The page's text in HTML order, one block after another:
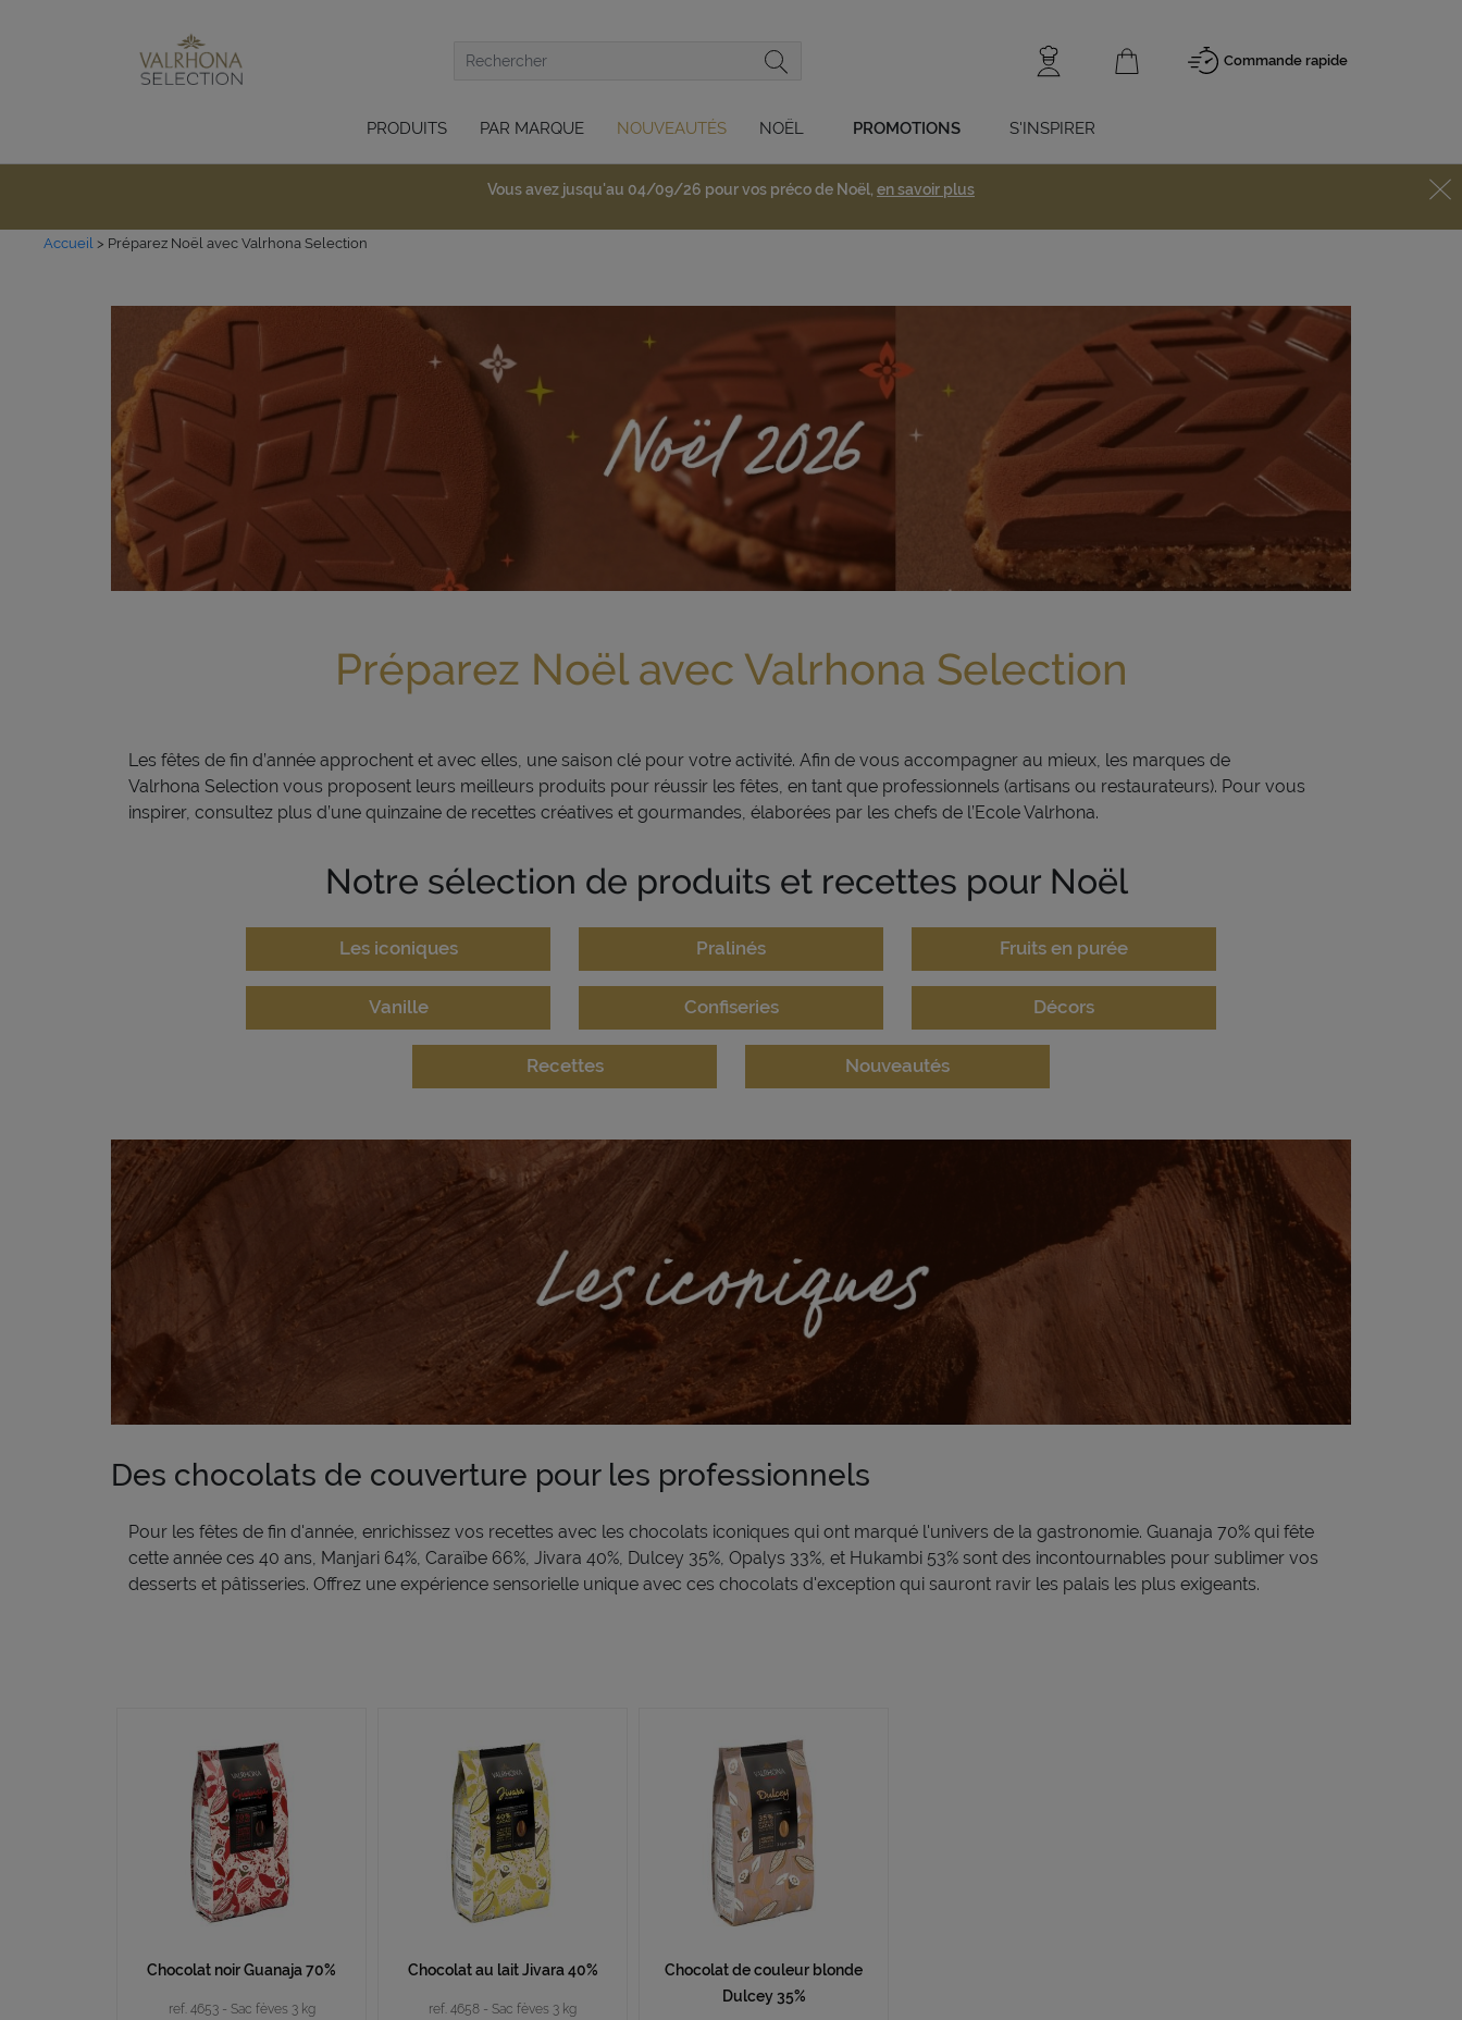
Commande rapide
PRODUITS PAR MARQUE NOUVEAUTÉS NOËL PROMOTIONS S'INSPIRER
Vous avez jusqu'au 04/09/26 pour vos préco de Noël, en savoir plus
Accueil > Préparez Noël avec Valrhona Selection
Préparez Noël avec Valrhona Selection
Les fêtes de fin d’année approchent et avec elles, une saison clé pour votre activité. Afin de vous accompagner au mieux, les marques de
Valrhona Selection vous proposent leurs meilleurs produits pour réussir les fêtes, en tant que professionnels (artisans ou restaurateurs). Pour vous
inspirer, consultez plus d’une quinzaine de recettes créatives et gourmandes, élaborées par les chefs de l’Ecole Valrhona.
Notre sélection de produits et recettes pour Noël
Les iconiques Pralinés Fruits en purée
Vanille Confiseries Décors
Recettes Nouveautés
Des chocolats de couverture pour les professionnels
Pour les fêtes de fin d'année, enrichissez vos recettes avec les chocolats iconiques qui ont marqué l'univers de la gastronomie. Guanaja 70% qui fête
cette année ces 40 ans, Manjari 64%, Caraïbe 66%, Jivara 40%, Dulcey 35%, Opalys 33%, et Hukambi 53% sont des incontournables pour sublimer vos
desserts et pâtisseries. Offrez une expérience sensorielle unique avec ces chocolats d'exception qui sauront ravir les palais les plus exigeants.
Chocolat noir Guanaja 70%
ref. 4653 - Sac fèves 3 kg
Chocolat au lait Jivara 40%
ref. 4658 - Sac fèves 3 kg
Chocolat de couleur blonde
Dulcey 35%